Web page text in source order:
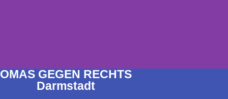
OMAS GEGEN RECHTS
Darmstadt